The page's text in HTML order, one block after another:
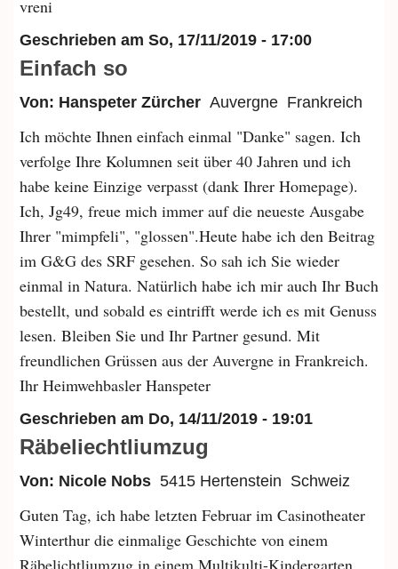
vreni
Geschrieben am So, 17/11/2019 - 17:00
Einfach so
Von: Hanspeter Zürcher Auvergne Frankreich
Ich möchte Ihnen einfach einmal "Danke" sagen. Ich
verfolge Ihre Kolumnen seit über 40 Jahren und ich
habe keine Einzige verpasst (dank Ihrer Homepage).
Ich, Jg49, freue mich immer auf die neueste Ausgabe
Ihrer "mimpfeli", "glossen".Heute habe ich den Beitrag
im G&G des SRF gesehen. So sah ich Sie wieder
einmal in Natura. Natürlich habe ich mir auch Ihr Buch
bestellt, und sobald es eintrifft werde ich es mit Genuss
lesen. Bleiben Sie und Ihr Partner gesund. Mit
freundlichen Grüssen aus der Auvergne in Frankreich.
Ihr Heimwehbasler Hanspeter
Geschrieben am Do, 14/11/2019 - 19:01
Räbeliechtliumzug
Von: Nicole Nobs 5415 Hertenstein Schweiz
Guten Tag, ich habe letzten Februar im Casinotheater
Winterthur die einmalige Geschichte von einem
Räbelichtliumzug in einem Multikulti-Kindergarten